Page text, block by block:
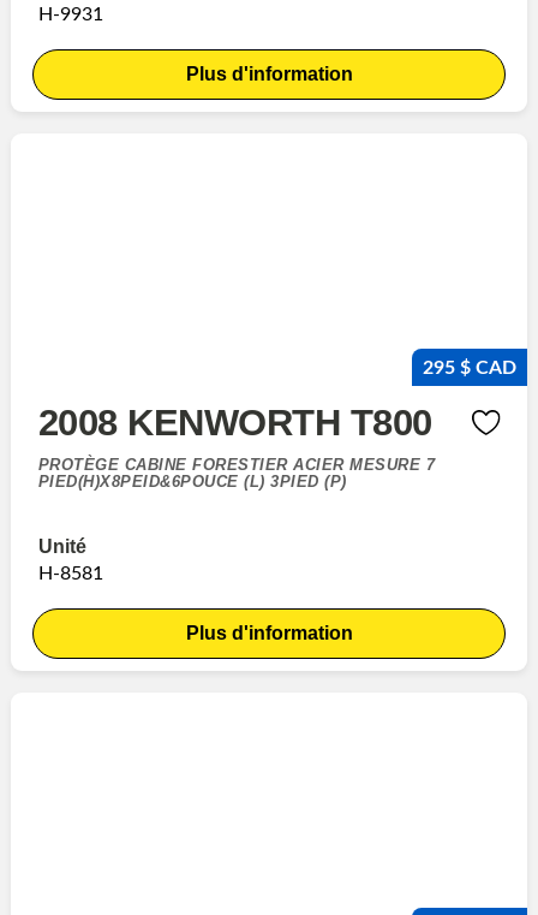
H-9931
Plus d'information
295 $ CAD
2008 KENWORTH T800
PROTÈGE CABINE FORESTIER ACIER MESURE 7
PIED(H)X8PEID&6POUCE (L) 3PIED (P)
Unité
H-8581
Plus d'information